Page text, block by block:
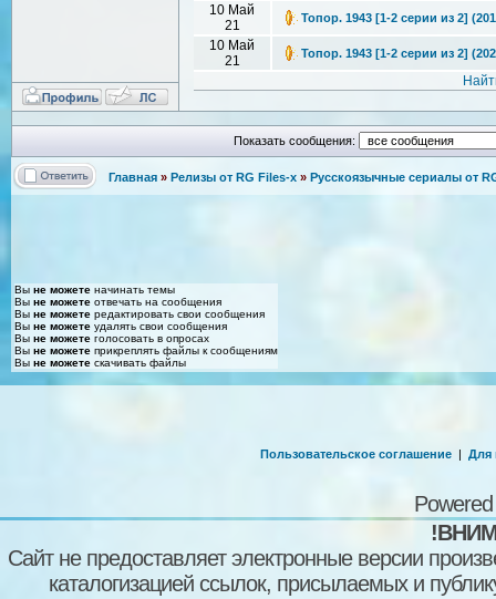
10 Май
21
Топор. 1943 [1-2 серии из 2]
10 Май
21
Топор. 1943 [1-2 серии из 2]
Показать сообщения:
Главная » Релизы от RG Files-x » Русскоязычные сериалы от
Вы не можете начинать темы
Вы не можете отвечать на сообщения
Вы не можете редактировать свои сообщения
Вы не можете удалять свои сообщения
Вы не можете голосовать в опросах
Вы не можете прикреплять файлы к сообщениям
Вы не можете скачивать файлы
Пользовательское соглашение | Для
Сайт не предоставляет электронные версии
каталогизацией ссылок, присылаемых и